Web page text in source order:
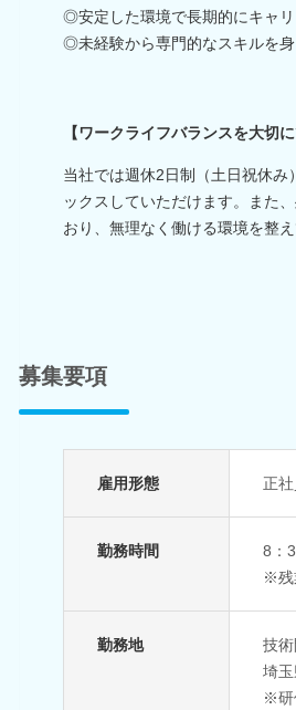
◎安定した環境で長期的にキャ
◎未経験から専門的なスキルを
【ワークライフバランスを大切
当社では週休2日制（土日祝休
ックスしていただけます。また
おり、無理なく働ける環境を整
募集要項
雇用形態 正
勤務時間
8：
※残
勤務地
技
埼
※研